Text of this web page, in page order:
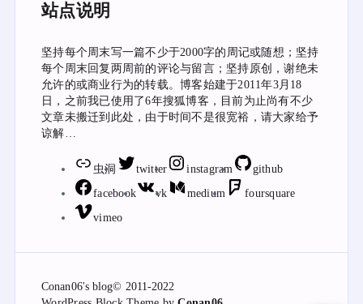
站点说明
坚持每个周末写一篇不少于2000字的周记或随想；坚持
每个周末回复两周前的评论与留言；坚持原创，谢绝未
允许的或商业行为的转载。博客始建于2011年3月18
日，之前我已使用了6年搜狐博客，目前为止尚有不少
文章未搬迁到此处，由于时间不是很宽裕，请大家给予
谅解…
虫洞 twitter instagram
github
facebook
vk medium
foursquare
vimeo
Conan06's blog© 2011-2022